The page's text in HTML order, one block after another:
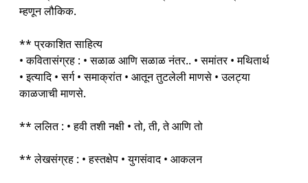
म्हणून लौकिक.
** प्रकाशित साहित्य
• कवितासंग्रह : • सळाळ आणि सळाळ नंतर.. • समांतर • मथितार्थ
• इत्यादि • सर्ग • समाक्रांत • आतून तुटलेली माणसे • उलट्या
काळजाची माणसे.
** ललित : • हवी तशी नक्षी • तो, ती, ते आणि तो
** लेखसंग्रह : • हस्तक्षेप • युगसंवाद • आकलन